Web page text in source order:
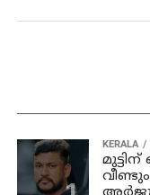
KERALA